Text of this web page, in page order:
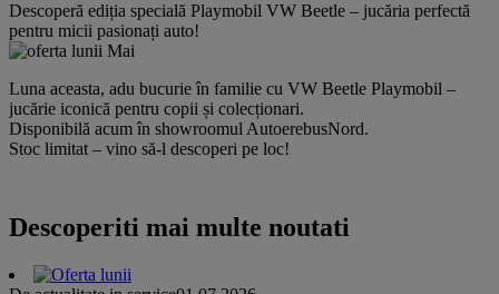
Descoperă ediția specială Playmobil VW Beetle – jucăria perfectă
pentru micii pasionați auto!
Luna aceasta, adu bucurie în familie cu VW Beetle Playmobil –
jucărie iconică pentru copii și colecționari.
Disponibilă acum în showroomul AutoerebusNord.
Stoc limitat – vino să-l descoperi pe loc!
Descoperiti mai multe noutati